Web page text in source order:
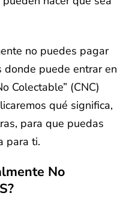
no puedes pagar
donde puede entrar en
Colectable” (CNC)
qué significa,
para que puedas
para ti.
No